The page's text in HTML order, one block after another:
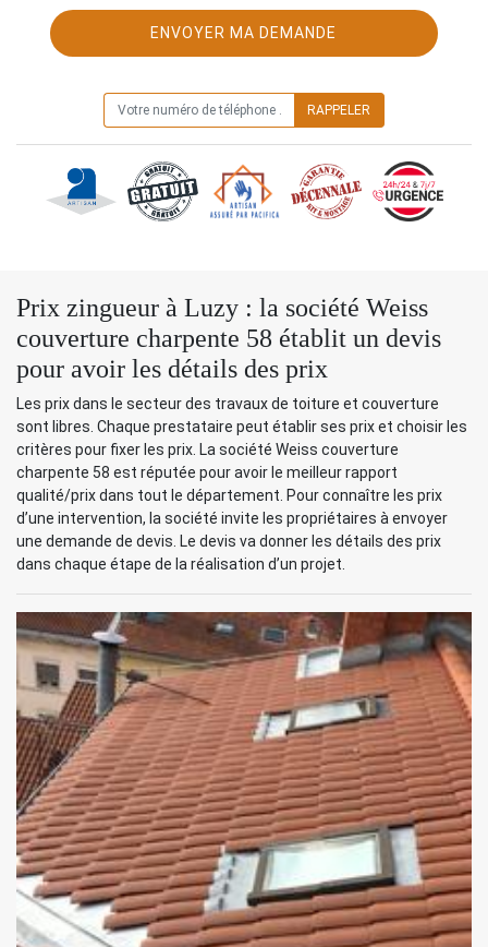
Prix zingueur à Luzy : la société Weiss
couverture charpente 58 établit un devis
pour avoir les détails des prix
Les prix dans le secteur des travaux de toiture et couverture
sont libres. Chaque prestataire peut établir ses prix et choisir les
critères pour fixer les prix. La société Weiss couverture
charpente 58 est réputée pour avoir le meilleur rapport
qualité/prix dans tout le département. Pour connaître les prix
d’une intervention, la société invite les propriétaires à envoyer
une demande de devis. Le devis va donner les détails des prix
dans chaque étape de la réalisation d’un projet.